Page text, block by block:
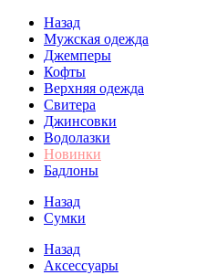
Назад
Мужская одежда
Джемперы
Кофты
Верхняя одежда
Свитера
Джинсовки
Водолазки
Новинки
Бадлоны
Назад
Сумки
Назад
Аксессуары